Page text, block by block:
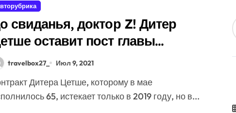
свиданья, доктор Z! Дитер
оставит пост главы
Daimler
travelbox27_ Июл 9, 2021
65, истекает только в 2019 году, но в...